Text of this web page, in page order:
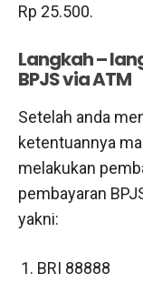
Rp 25.500.
Langkah –
BPJS via ATM
Setelah anda
ketentuannya
melakukan
pembayaran
yakni:
BRI 88888